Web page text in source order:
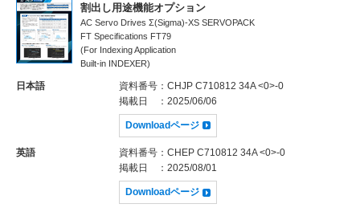
割出し用途機能オプション
AC Servo Drives Σ(Sigma)-XS SERVOPACK
FT Specifications FT79
(For Indexing Application
Built-in INDEXER)
日本語 資料番号 ：CHJP C710812 34A <0>-0
掲載日
：2025/06/06
Downloadページ
英語 資料番号 ：CHEP C710812 34A <0>-0
掲載日
：2025/08/01
Downloadページ